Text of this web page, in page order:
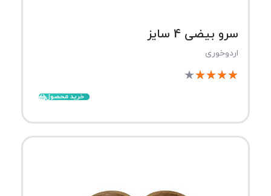
سرو بیضی 4 سایز
اردوخوری
★
★
★
★
★
خرید محصول